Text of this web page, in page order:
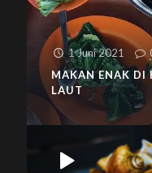
1 Juni 2021
MAKAN ENAK DI
LAUT